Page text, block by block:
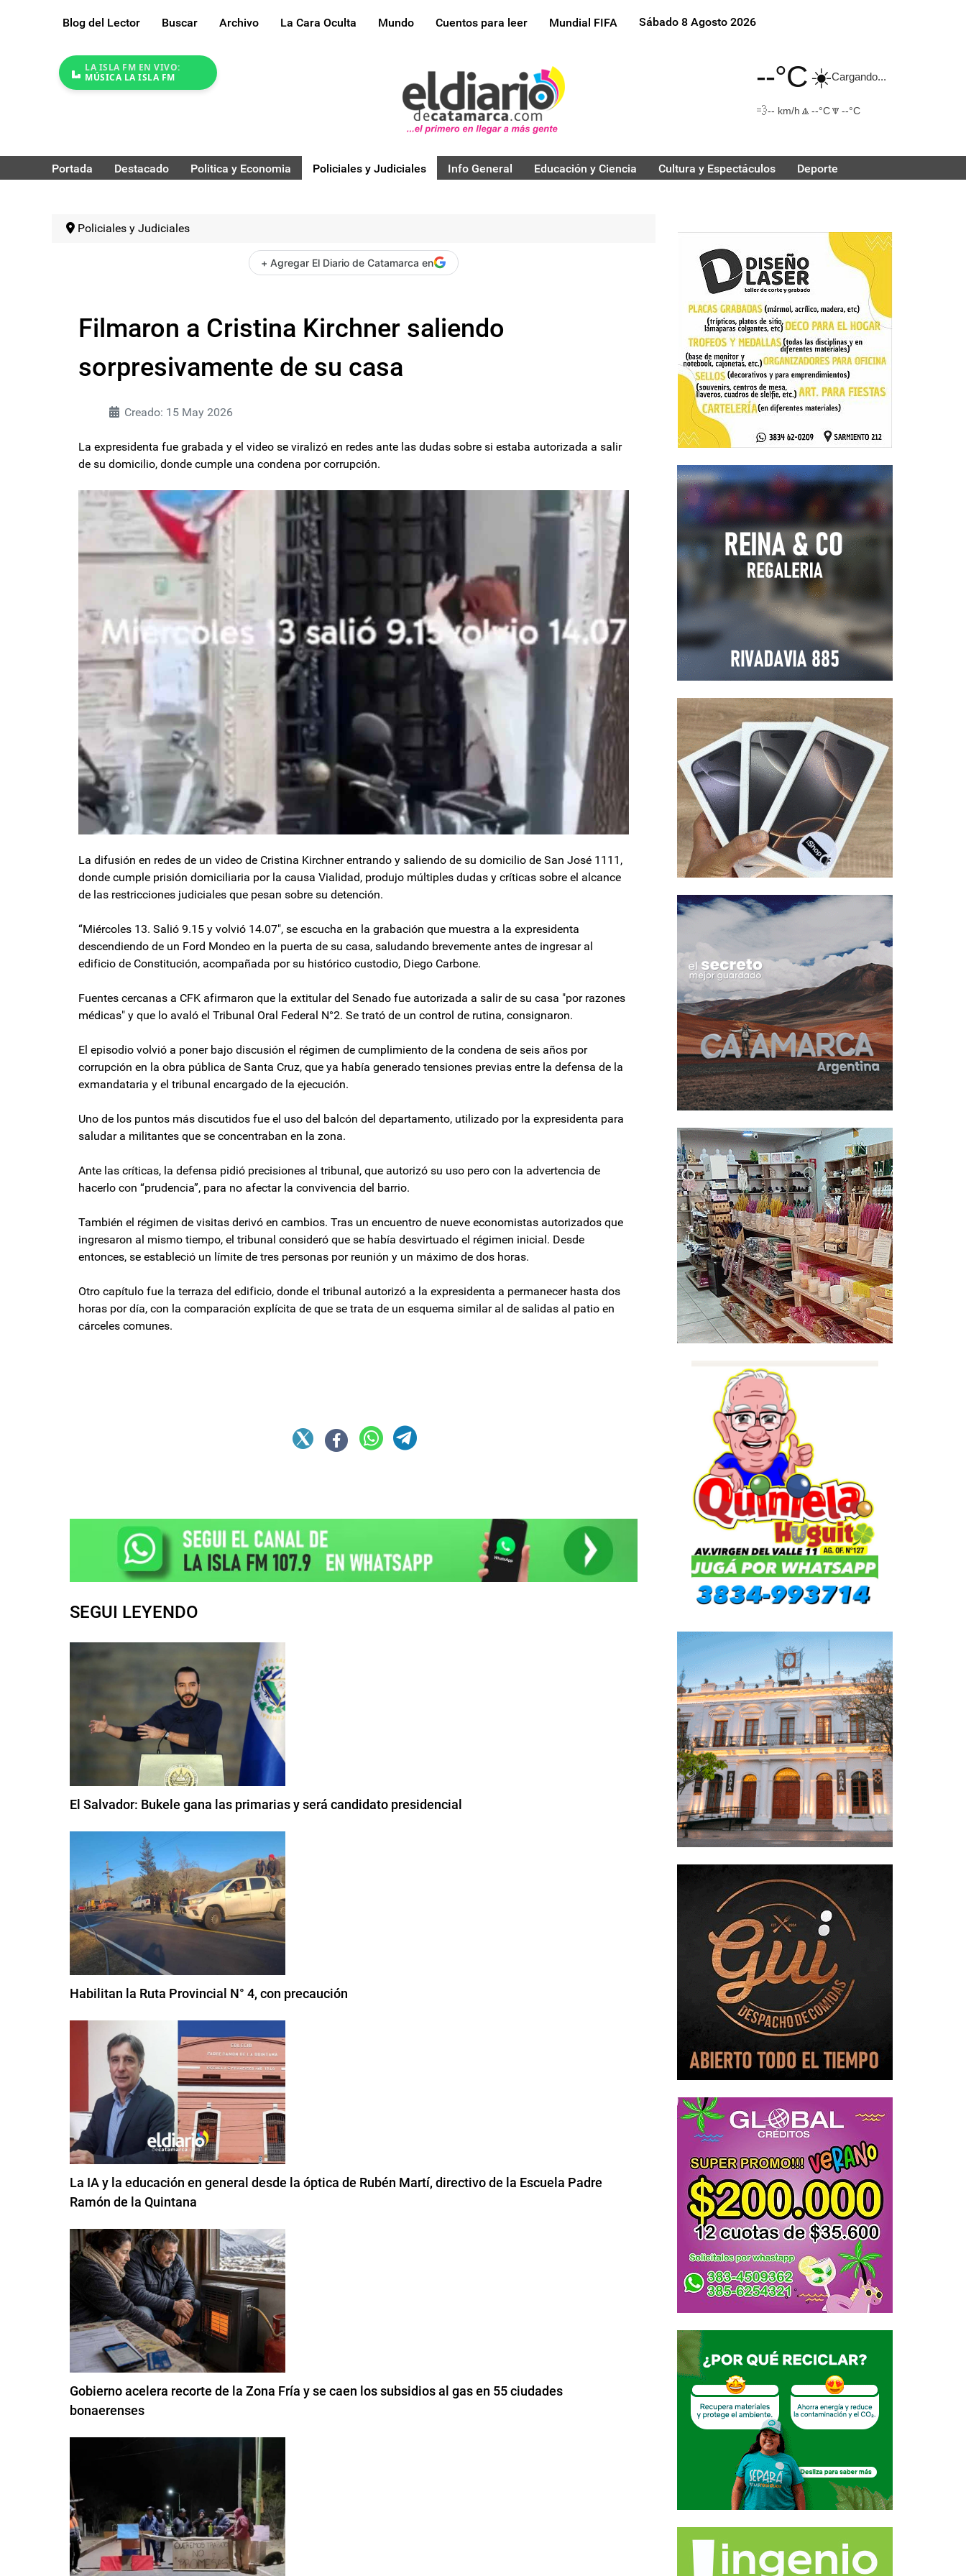
Blog del Lector Buscar Archivo La Cara Oculta Mundo Cuentos para leer Mundial FIFA Sábado 8 Agosto 2026
LA ISLA FM EN VIVO:
MÚSICA LA ISLA FM
--°C☀️Cargando...
💨-- km/h 🔼 --°C🔽 --°C
Portada Destacado Politica y Economia Policiales y Judiciales Info General Educación y Ciencia Cultura y Espectáculos Deporte
Policiales y Judiciales
+ Agregar El Diario de Catamarca en
Filmaron a Cristina Kirchner saliendo
sorpresivamente de su casa
Creado: 15 May 2026
La expresidenta fue grabada y el video se viralizó en redes ante las dudas sobre si estaba autorizada a salir
de su domicilio, donde cumple una condena por corrupción.
La difusión en redes de un video de Cristina Kirchner entrando y saliendo de su domicilio de San José 1111,
donde cumple prisión domiciliaria por la causa Vialidad, produjo múltiples dudas y críticas sobre el alcance
de las restricciones judiciales que pesan sobre su detención.
“Miércoles 13. Salió 9.15 y volvió 14.07″, se escucha en la grabación que muestra a la expresidenta
descendiendo de un Ford Mondeo en la puerta de su casa, saludando brevemente antes de ingresar al
edificio de Constitución, acompañada por su histórico custodio, Diego Carbone.
Fuentes cercanas a CFK afirmaron que la extitular del Senado fue autorizada a salir de su casa "por razones
médicas" y que lo avaló el Tribunal Oral Federal N°2. Se trató de un control de rutina, consignaron.
El episodio volvió a poner bajo discusión el régimen de cumplimiento de la condena de seis años por
corrupción en la obra pública de Santa Cruz, que ya había generado tensiones previas entre la defensa de la
exmandataria y el tribunal encargado de la ejecución.
Uno de los puntos más discutidos fue el uso del balcón del departamento, utilizado por la expresidenta para
saludar a militantes que se concentraban en la zona.
Ante las críticas, la defensa pidió precisiones al tribunal, que autorizó su uso pero con la advertencia de
hacerlo con “prudencia”, para no afectar la convivencia del barrio.
También el régimen de visitas derivó en cambios. Tras un encuentro de nueve economistas autorizados que
ingresaron al mismo tiempo, el tribunal consideró que se había desvirtuado el régimen inicial. Desde
entonces, se estableció un límite de tres personas por reunión y un máximo de dos horas.
Otro capítulo fue la terraza del edificio, donde el tribunal autorizó a la expresidenta a permanecer hasta dos
horas por día, con la comparación explícita de que se trata de un esquema similar al de salidas al patio en
cárceles comunes.
SEGUI LEYENDO
El Salvador: Bukele gana las primarias y será candidato presidencial
Habilitan la Ruta Provincial N° 4, con precaución
La IA y la educación en general desde la óptica de Rubén Martí, directivo de la Escuela Padre
Ramón de la Quintana
Gobierno acelera recorte de la Zona Fría y se caen los subsidios al gas en 55 ciudades
bonaerenses